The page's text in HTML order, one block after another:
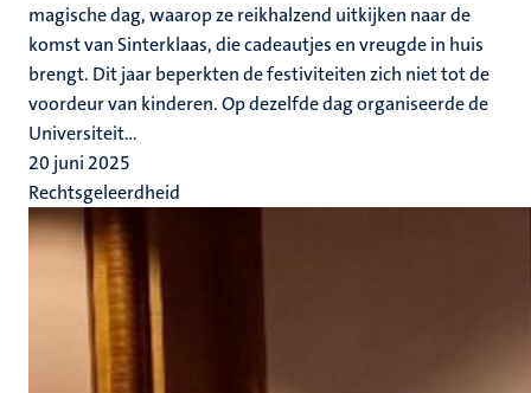
magische dag, waarop ze reikhalzend uitkijken naar de
komst van Sinterklaas, die cadeautjes en vreugde in huis
brengt. Dit jaar beperkten de festiviteiten zich niet tot de
voordeur van kinderen. Op dezelfde dag organiseerde de
Universiteit...
20 juni 2025
Rechtsgeleerdheid